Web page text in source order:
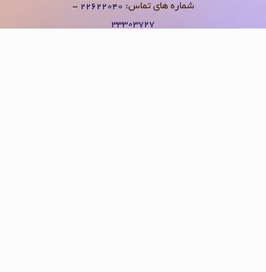
شماره های تماس:
۲۲۶۲۲۰۴0 -
۳۳۳۰۳۷۲۷